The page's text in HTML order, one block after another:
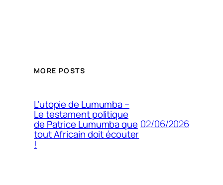
MORE POSTS
L’utopie de Lumumba –
Le testament politique
de Patrice Lumumba que
tout Africain doit écouter
!
02/06/2026